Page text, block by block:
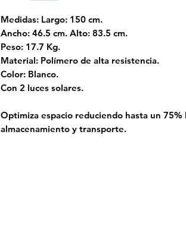
Medidas: Largo: 150 cm.
Ancho: 46.5 cm. Alto: 83.5 cm.
Peso: 17.7 Kg.
Material: Polímero de alta resistencia.
Color: Blanco.
Con 2 luces solares.
Optimiza espacio reduciendo hasta un 75%
almacenamiento y transporte.